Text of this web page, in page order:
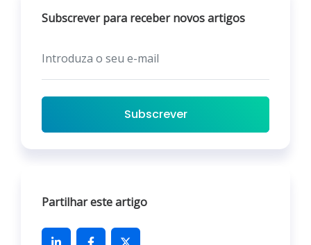
Subscrever para receber novos artigos
Subscrever
Partilhar este artigo